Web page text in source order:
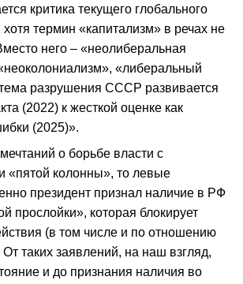
критика текущего глобального
хотя термин «капитализм» в речах не
него – «неолиберальная
«либеральный
разрушения СССР развивается
(2022) к жесткой оценке как
(2025)».
о борьбе власти с
«пятой колонны», то левые
президент признал наличие в РФ
прослойки», которая блокирует
(в том числе и по отношению
таких заявлений, на наш взгляд,
и до признания наличия во